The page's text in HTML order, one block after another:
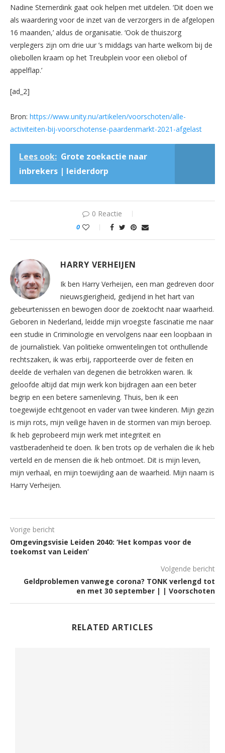
Nadine Stemerdink gaat ook helpen met uitdelen. ‘Dit doen we
als waardering voor de inzet van de verzorgers in de afgelopen
16 maanden,’ aldus de organisatie. ‘Ook de thuiszorg
verplegers zijn om drie uur ’s middags van harte welkom bij de
oliebollen kraam op het Treubplein voor een oliebol of
appelflap.’
[ad_2]
Bron: https://www.unity.nu/artikelen/voorschoten/alle-
activiteiten-bij-voorschotense-paardenmarkt-2021-afgelast
Lees ook: Grote zoekactie naar
inbrekers | leiderdorp
0 Reactie
0
HARRY VERHEIJEN
Ik ben Harry Verheijen, een man gedreven door
nieuwsgierigheid, gedijend in het hart van
gebeurtenissen en bewogen door de zoektocht naar waarheid.
Geboren in Nederland, leidde mijn vroegste fascinatie me naar
een studie in Criminologie en vervolgens naar een loopbaan in
de journalistiek. Van politieke omwentelingen tot onthullende
rechtszaken, ik was erbij, rapporteerde over de feiten en
deelde de verhalen van degenen die betrokken waren. Ik
geloofde altijd dat mijn werk kon bijdragen aan een beter
begrip en een betere samenleving. Thuis, ben ik een
toegewijde echtgenoot en vader van twee kinderen. Mijn gezin
is mijn rots, mijn veilige haven in de stormen van mijn beroep.
Ik heb geprobeerd mijn werk met integriteit en
vastberadenheid te doen. Ik ben trots op de verhalen die ik heb
verteld en de mensen die ik heb ontmoet. Dit is mijn leven,
mijn verhaal, en mijn toewijding aan de waarheid. Mijn naam is
Harry Verheijen.
Vorige bericht
Omgevingsvisie Leiden 2040: ‘Het kompas voor de
toekomst van Leiden’
Volgende bericht
Geldproblemen vanwege corona? TONK verlengd tot
en met 30 september | | Voorschoten
RELATED ARTICLES